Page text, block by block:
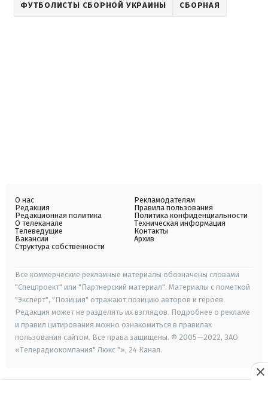
ФУТБОЛИСТЫ СБОРНОЙ УКРАИНЫ СБОРНАЯ
О нас
Редакция
Редакционная политика
О телеканале
Телеведущие
Вакансии
Структура собственности
Рекламодателям
Правила пользования
Политика конфиденциальности
Техническая информация
Контакты
Архив
Все коммерческие рекламные материалы обозначены словами
"Спецпроект" или "Партнерский материал". Материалы с пометкой
"Эксперт", "Позиция" отражают позицию авторов и героев.
Редакция может не разделять их взглядов. Подробнее о рекламе
и правил цитирования можно ознакомиться в правилах
пользования сайтом. Все права защищены. © 2005—2022, ЗАО
«Телерадиокомпания" Люкс "», 24 Канал.